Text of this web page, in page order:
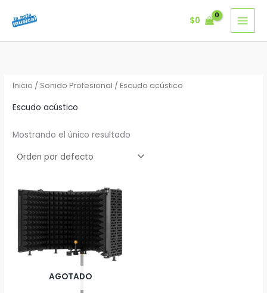
$0
Inicio / Sonido Profesional / Escudo acústico
Escudo acústico
Mostrando el único resultado
AGOTADO